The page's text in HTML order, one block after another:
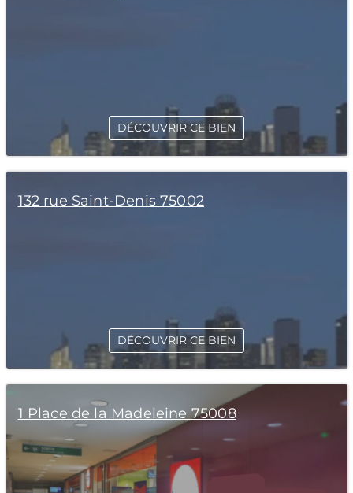
DÉCOUVRIR CE BIEN
132 rue Saint-Denis 75002
DÉCOUVRIR CE BIEN
1 Place de la Madeleine 75008